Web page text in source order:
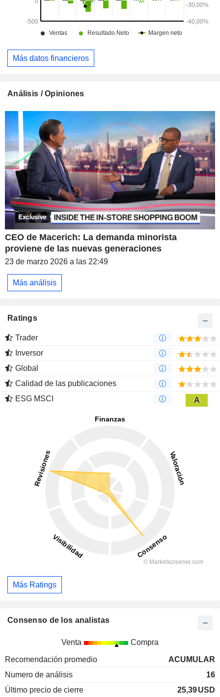
Más datos financieros
Análisis / Opiniones
CEO de Macerich: La demanda minorista
proviene de las nuevas generaciones
23 de marzo 2026 a las 22:49
Más análisis
Ratings
Trader
Inversor
Global
Calidad de las publicaciones
ESG MSCI
A
Más Ratings
Consenso de los analistas
Venta Compra
Recomendación promedio
ACUMULAR
Numero de análisis
16
Último precio de cierre
25,39USD